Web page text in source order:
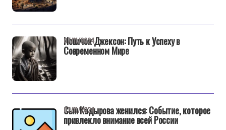
Новичок Джексон: Путь к Успеху в
Современном Мире
07/11/2024
Сын Кадырова женился: Событие, которое
привлекло внимание всей России
07/11/2024